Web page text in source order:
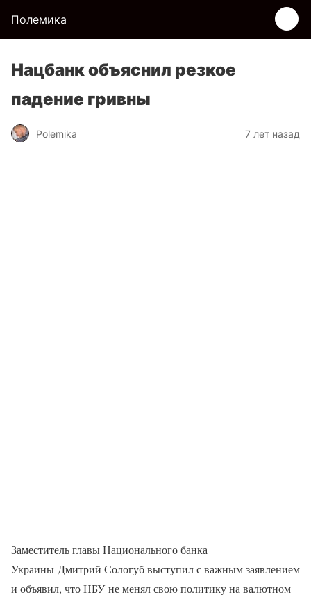
Полемика
Нацбанк объяснил резкое
падение гривны
Polemika 7 лет назад
Заместитель главы Национального банка
Украины Дмитрий Сологуб выступил с важным заявлением
и объявил, что НБУ не менял свою политику на валютном